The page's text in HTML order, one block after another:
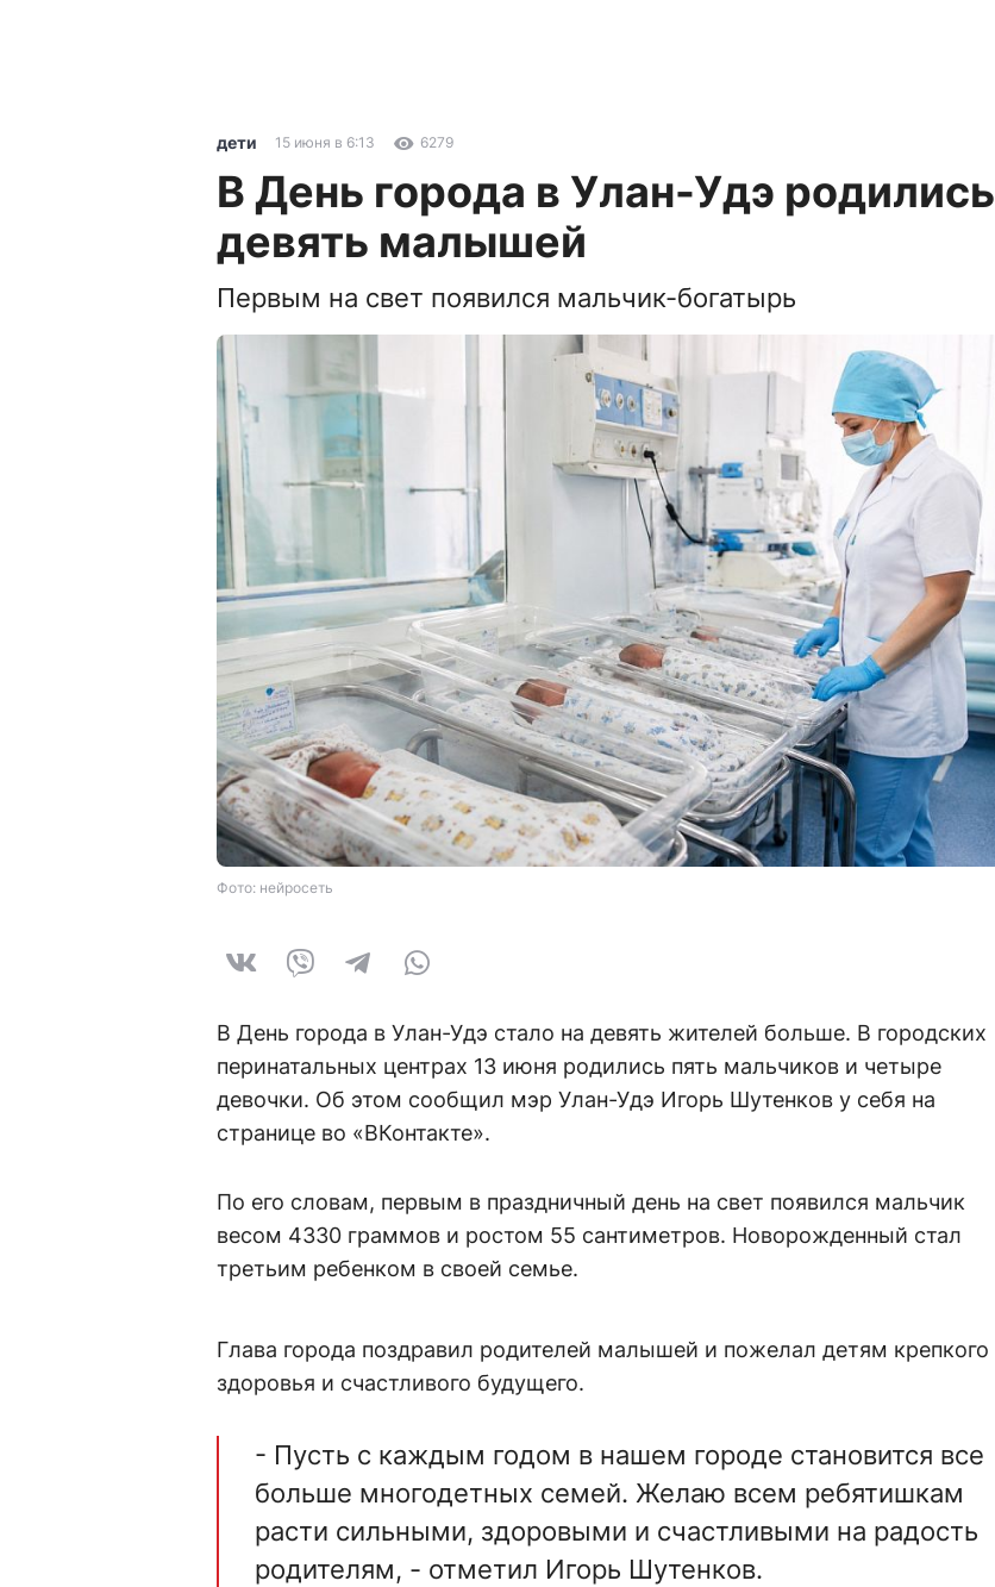
дети 15 июня в 6:13 6279
В День города в Улан-Удэ родились
девять малышей
Первым на свет появился мальчик-богатырь
Фото: нейросеть
В День города в Улан-Удэ стало на девять жителей больше. В городских
перинатальных центрах 13 июня родились пять мальчиков и четыре
девочки. Об этом сообщил мэр Улан-Удэ Игорь Шутенков у себя на
странице во «ВКонтакте».
По его словам, первым в праздничный день на свет появился мальчик
весом 4330 граммов и ростом 55 сантиметров. Новорожденный стал
третьим ребенком в своей семье.
Глава города поздравил родителей малышей и пожелал детям крепкого
здоровья и счастливого будущего.
- Пусть с каждым годом в нашем городе становится все
больше многодетных семей. Желаю всем ребятишкам
расти сильными, здоровыми и счастливыми на радость
родителям, - отметил Игорь Шутенков.